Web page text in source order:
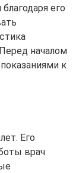
его
началом
к
Его
врач